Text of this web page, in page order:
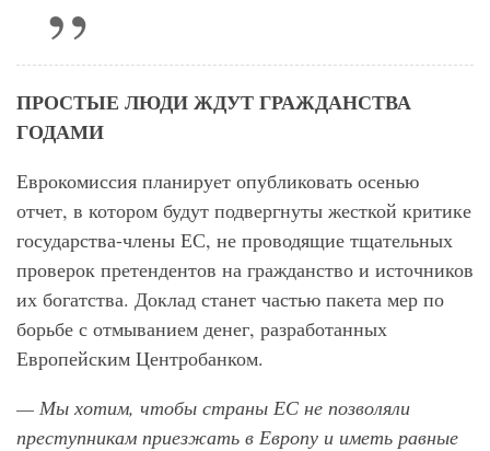
ПРОСТЫЕ ЛЮДИ ЖДУТ ГРАЖДАНСТВА
ГОДАМИ
Еврокомиссия планирует опубликовать осенью
отчет, в котором будут подвергнуты жесткой критике
государства-члены ЕС, не проводящие тщательных
проверок претендентов на гражданство и источников
их богатства. Доклад станет частью пакета мер по
борьбе с отмыванием денег, разработанных
Европейским Центробанком.
— Мы хотим, чтобы страны ЕС не позволяли
преступникам приезжать в Европу и иметь равные